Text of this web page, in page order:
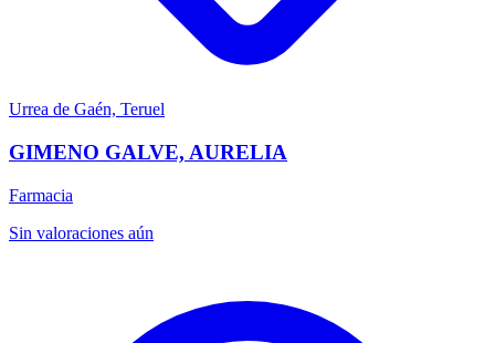
Urrea de Gaén, Teruel
GIMENO GALVE, AURELIA
Farmacia
Sin valoraciones aún